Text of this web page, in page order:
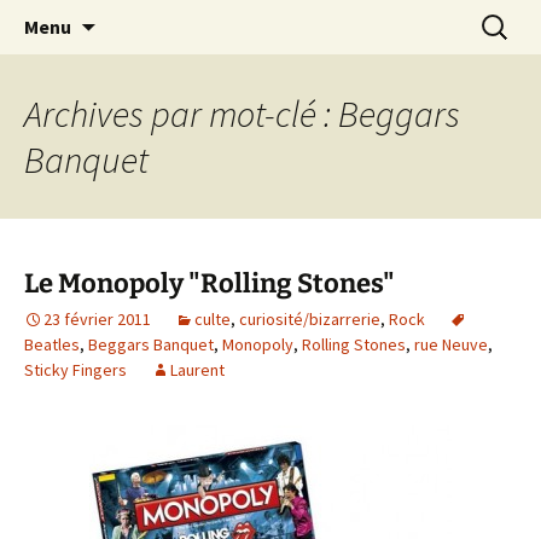
Laurent Rieppi
Journaliste musical · Historien du rock ·
Conférencier
Menu
Archives par mot-clé : Beggars
Banquet
Le Monopoly "Rolling Stones"
23 février 2011 culte, curiosité/bizarrerie, Rock
Beatles, Beggars Banquet, Monopoly, Rolling Stones, rue Neuve,
Sticky Fingers
Laurent